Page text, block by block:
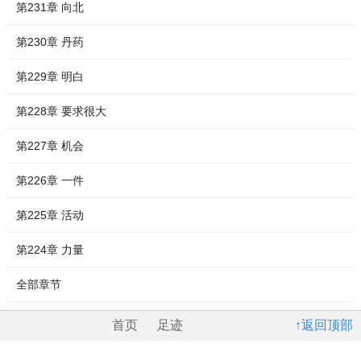
第231章 向北
第230章 丹药
第229章 明白
第228章 要求很大
第227章 机会
第226章 一件
第225章 活动
第224章 力量
全部章节
↑返回顶部
首页 足迹